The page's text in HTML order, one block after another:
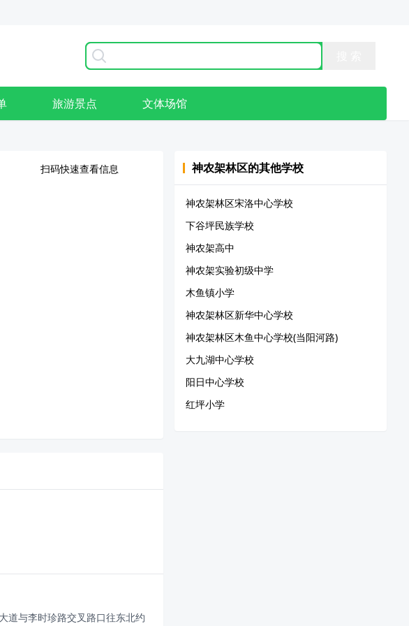
旅游景点 文体场馆
扫码快速查看信息
道与李时珍路交叉路口往东北约
神农架林区的其他学校
神农架林区宋洛中心学校
下谷坪民族学校
神农架高中
神农架实验初级中学
木鱼镇小学
神农架林区新华中心学校
神农架林区木鱼中心学校(当阳河路)
大九湖中心学校
阳日中心学校
红坪小学